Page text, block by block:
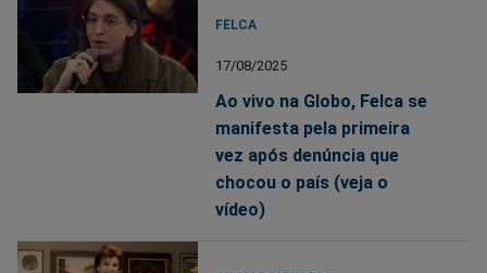
FELCA
17/08/2025
Ao vivo na Globo, Felca se
manifesta pela primeira
vez após denúncia que
chocou o país (veja o
vídeo)